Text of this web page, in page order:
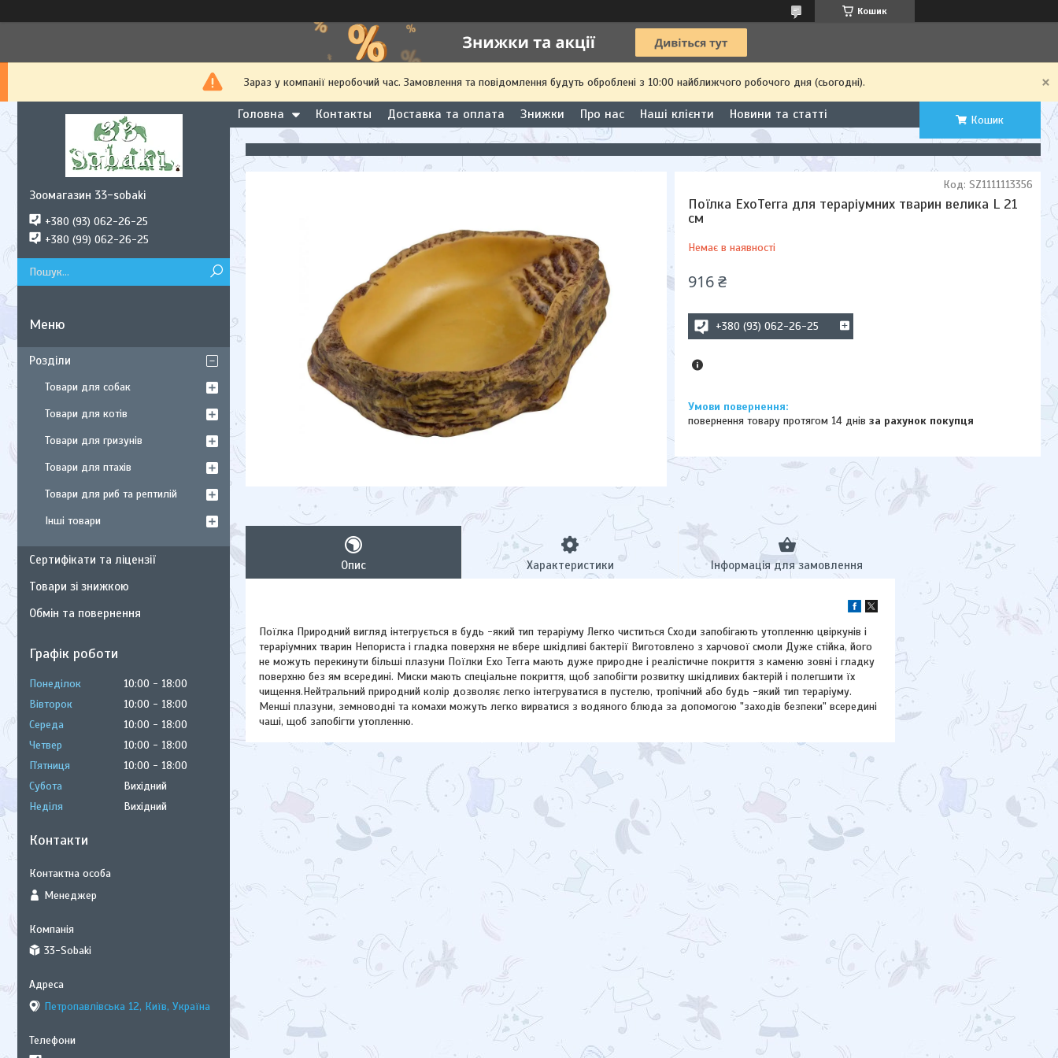
Кошик
Зараз у компанії неробочий час. Замовлення та повідомлення будуть оброблені з 10:00 найближчого робочого дня (сьогодні).
Головна Контакты Доставка та оплата Знижки Про нас Наші клієнти Новини та статті Кошик
Поїлка ExoTerra для тераріумних тварин велика L 21
см
Немає в наявності
Код: SZ1111113356
916 ₴
+380 (93) 062-26-25
повернення товару протягом 14 днівза рахунок покупця
Опис Характеристики Інформація для замовлення
Поїлка Природний вигляд інтегрується в будь -який тип тераріуму Легко чиститься Сходи запобігають утопленню цвіркунів і
тераріумних тварин Непориста і гладка поверхня не вбере шкідливі бактерії Виготовлено з харчової смоли Дуже стійка, його
не можуть перекинути більші плазуни Поїлки Exo Terra мають дуже природне і реалістичне покриття з каменю зовні і гладку
поверхню без ям всередині. Миски мають спеціальне покриття, щоб запобігти розвитку шкідливих бактерій і полегшити їх
чищення.Нейтральний природний колір дозволяє легко інтегруватися в пустелю, тропічний або будь -який тип тераріуму.
Менші плазуни, земноводні та комахи можуть легко вирватися з водяного блюда за допомогою "заходів безпеки" всередині
чаші, щоб запобігти утопленню.
Зоомагазин 33-sobaki
+380 (93) 062-26-25
+380 (99) 062-26-25
Розділи
Товари для собак
Товари для котів
Товари для гризунів
Товари для птахів
Товари для риб та рептилій
Інші товари
Сертифікати та ліцензії
Товари зі знижкою
Обмін та повернення
Графік роботи
Понеділок 10:00
18:00
Вівторок
10:00
18:00
Середа
10:00
18:00
Четвер
10:00
18:00
Пʼятниця
10:00
18:00
Субота
Вихідний
Неділя
Вихідний
Контакти
Менеджер
33-Sobaki
Петропавлівська 12, Київ, Україна